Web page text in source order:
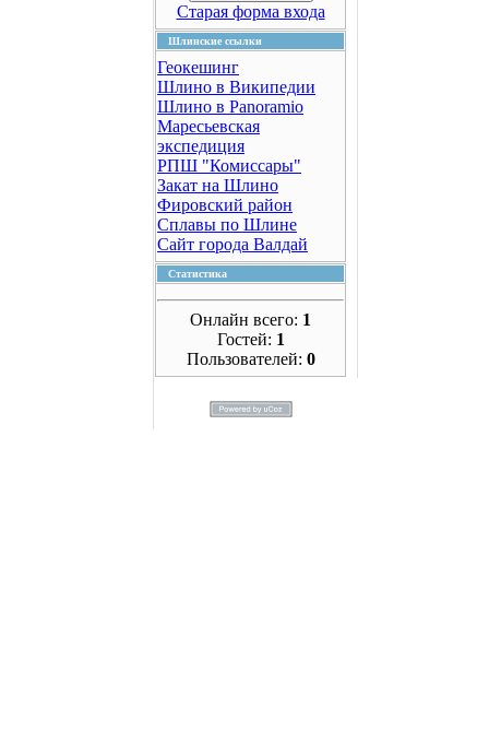
Старая форма входа
Шлинские ссылки
Геокешинг
Шлино в Википедии
Шлино в Panoramio
Маресьевская
экспедиция
РПШ "Комиссары"
Закат на Шлино
Фировский район
Сплавы по Шлине
Сайт города Валдай
Статистика
Онлайн всего: 1
Гостей: 1
Пользователей: 0